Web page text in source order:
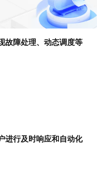
故障处理、动态调度等
进行及时响应和自动化